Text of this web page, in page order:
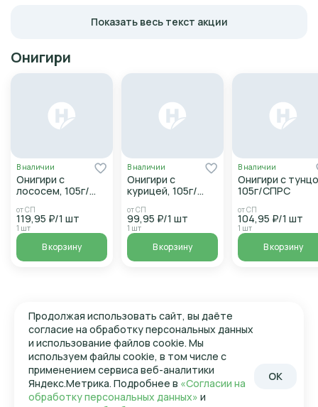
Онигири с ветчиной и сыром 105г
Онигири с курицей в соусе спайси 105г
Онигири с лососем в соусе терияки 105г
Акция действует по карте "Баллуем своих"
Скидка не действует на товары участвующие в
других акциях
Обратите внимание: скидка не распространяется на
«горячий онигири».
Показать весь текст акции
Онигири
В наличии
Онигири с
лососем, 105г/
от СП
119,95 ₽/1 шт
1 шт
В корзину
В наличии
Онигири с
курицей, 105г/
от СП
99,95 ₽/1 шт
1 шт
В корзину
В наличии
Онигири с
105г/СПРС
от СП
104,95 ₽/1 шт
1 шт
В корзину
Продолжая использовать сайт, вы даёте
согласие на обработку персональных данных
и использование файлов cookie. Мы
используем файлы cookie, в том числе с
применением сервиса веб-аналитики
Яндекс.Метрика. Подробнее в «Согласии на
обработку персональных данных» и
OK